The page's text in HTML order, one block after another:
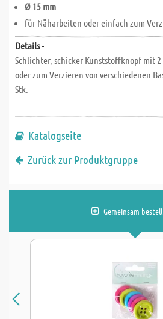
Ø 15 mm
für Näharbeiten oder einfach zum
Details -
Schlichter, schicker Kunststoffknopf mit
oder zum Verzieren von verschiedenen
Stk.
Katalogseite
Zurück zur Produktgruppe
Gemeinsam